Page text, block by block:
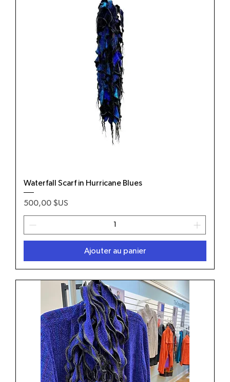
Waterfall Scarf in Hurricane Blues
Prix
500,00 $US
Ajouter au panier